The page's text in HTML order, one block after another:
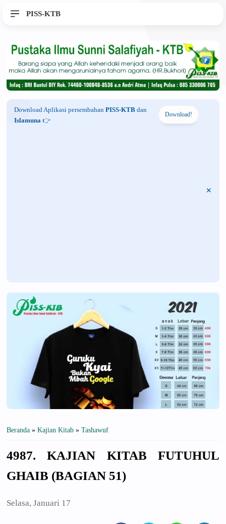
PISS-KTB
Download Aplikasi persembahan PISS-KTB dan
Islamuna 👉
Download!
Beranda » Kajian Kitab » Tashawuf
4987. KAJIAN KITAB FUTUHUL
GHAIB (BAGIAN 51)
Selasa, Januari 17